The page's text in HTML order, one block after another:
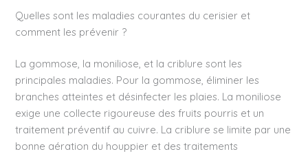
Quelles sont les maladies courantes du cerisier et
comment les prévenir ?
La gommose, la moniliose, et la criblure sont les
principales maladies. Pour la gommose, éliminer les
branches atteintes et désinfecter les plaies. La moniliose
exige une collecte rigoureuse des fruits pourris et un
traitement préventif au cuivre. La criblure se limite par une
bonne aération du houppier et des traitements